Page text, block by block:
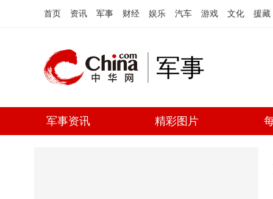
首页 资讯 军事 财经 娱乐 汽车 游戏 文化 援藏
军事
军事资讯 精彩图片